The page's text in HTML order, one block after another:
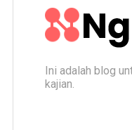
Ini adalah blog
kajian.